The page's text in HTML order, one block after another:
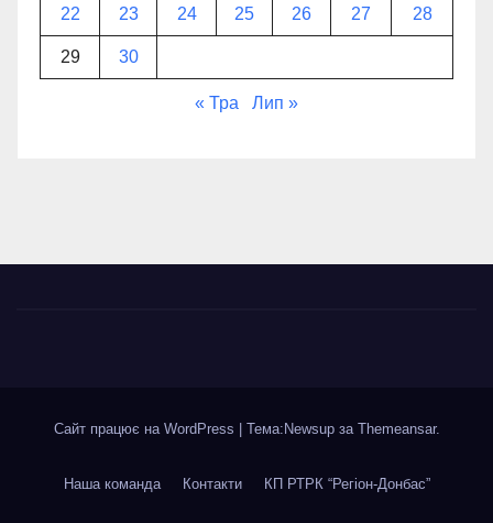
22 23 24 25 26 27 28
29 30
« Тра Лип »
Сайт працює на WordPress Тема:Newsup за Themeansar.
Наша команда Контакти КП РТРК “Регіон-Донбас”